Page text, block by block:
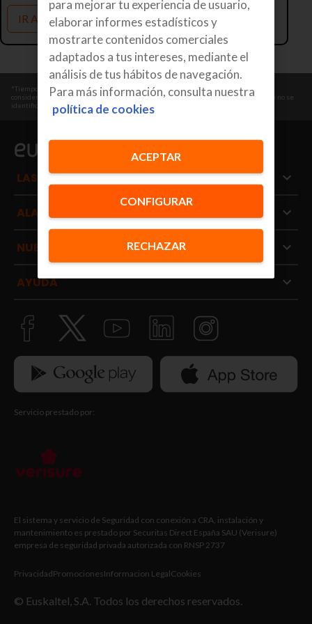
IR A LA HOME
*Tiempo medio de respuesta de un operador de CRA desde que envía una señal
considerada de máxima prioridad: SOS, atraco, coacción o señal de intrusión en la que no se
identifica ningún usuario autorizado. Fuente: datos CRA Securitas Direct 2026.
LAS ALARMAS
ALARMAS POR TIPO DE PROTECCIÓN
NUESTROS SERVICIOS
AYUDA
Servicio prestado por:
El sistema y servicio de Seguridad con conexión a CRA, instalación y
mantenimiento es prestado por Securitas Direct España SAU (Verisure)
empresa de seguridad privada autorizada con RNSP 2737
© Euskaltel, S.A. Todos los derechos reservados.
PrivacidadPromocionesInformacion LegalCookies
para mejorar tu experiencia de usuario,
elaborar informes estadísticos y
mostrarte contenidos comerciales
adaptados a tus intereses, mediante el
análisis de tus hábitos de navegación.
Para más información, consulta nuestra
política de cookies
CONFIGURAR
RECHAZAR
ACEPTAR